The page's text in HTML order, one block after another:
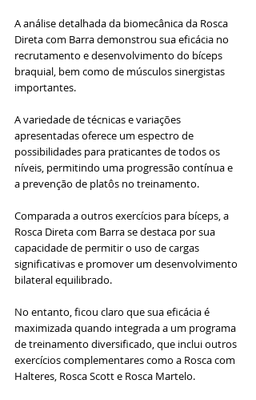
A análise detalhada da biomecânica da Rosca
Direta com Barra demonstrou sua eficácia no
recrutamento e desenvolvimento do bíceps
braquial, bem como de músculos sinergistas
importantes.
A variedade de técnicas e variações
apresentadas oferece um espectro de
possibilidades para praticantes de todos os
níveis, permitindo uma progressão contínua e
a prevenção de platôs no treinamento.
Comparada a outros exercícios para bíceps, a
Rosca Direta com Barra se destaca por sua
capacidade de permitir o uso de cargas
significativas e promover um desenvolvimento
bilateral equilibrado.
No entanto, ficou claro que sua eficácia é
maximizada quando integrada a um programa
de treinamento diversificado, que inclui outros
exercícios complementares como a Rosca com
Halteres, Rosca Scott e Rosca Martelo.